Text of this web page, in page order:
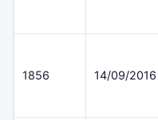
1856 14/09/2016